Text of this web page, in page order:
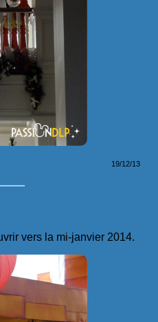
19/12/13
vers la mi-janvier 2014.